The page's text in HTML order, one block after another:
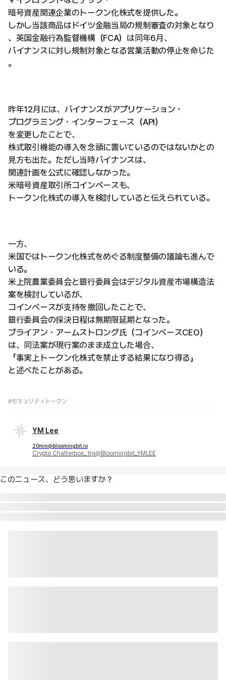
暗号資産関連企業のトークン化株式を提供した。
しかし当該商品はドイツ金融当局の規制審査の対象となり
、英国金融行為監督機構（FCA）は同年6月、
バイナンスに対し規制対象となる営業活動の停止を命じた
。
昨年12月には、バイナンスがアプリケーション・
プログラミング・インターフェース（API）
を変更したことで、
株式取引機能の導入を念頭に置いているのではないかとの
見方も出た。ただし当時バイナンスは、
関連計画を公式に確認しなかった。
米暗号資産取引所コインベースも、
トークン化株式の導入を検討していると伝えられている。
一方、
米国ではトークン化株式をめぐる制度整備の議論も進んで
いる。
米上院農業委員会と銀行委員会はデジタル資産市場構造法
案を検討しているが、
コインベースが支持を撤回したことで、
銀行委員会の採決日程は無期限延期となった。
ブライアン・アームストロング氏（コインベースCEO）
は、同法案が現行案のまま成立した場合、
「事実上トークン化株式を禁止する結果になり得る」
と述べたことがある。
#セキュリティトークン
YM Lee
20min@bloomingbit.io
Crypto Chatterbox_ tlg@Bloomingbit_YMLEE
このニュース、どう思いますか？